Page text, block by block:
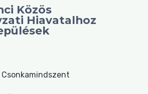
Közös
Hiavatalhoz
Csonkamindszent